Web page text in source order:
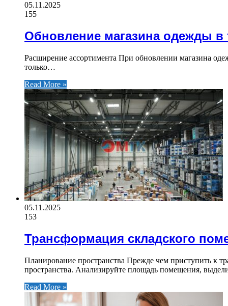
05.11.2025
155
Обновление магазина одежды в
Расширение ассортимента При обновлении магазина
только…
Read More »
05.11.2025
153
Трансформация складского
Планирование пространства Прежде чем приступить к
пространства. Анализируйте площадь помещения,
Read More »